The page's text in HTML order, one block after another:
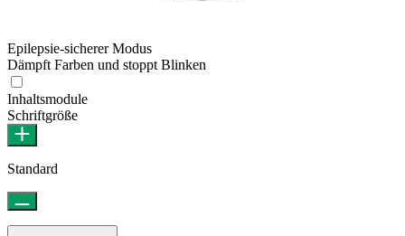
Epilepsie-sicherer Modus
Dämpft Farben und stoppt Blinken
Inhaltsmodule
Schriftgröße
Standard